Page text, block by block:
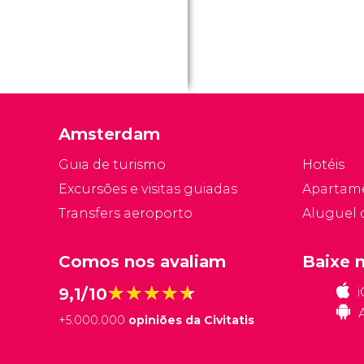
Amsterdam
Guia de turismo
Excursões e visitas guiadas
Transfers aeroporto
Hotéis
Aluguel
Comos nos avaliam
9,1/10★★★★★
★★★★★
+5.000.000 opiniões da Civitatis
Baixe